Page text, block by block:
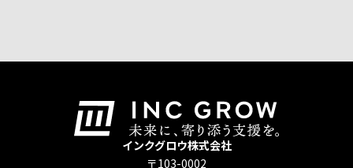
インクグロウ株式会社
〒103-0002